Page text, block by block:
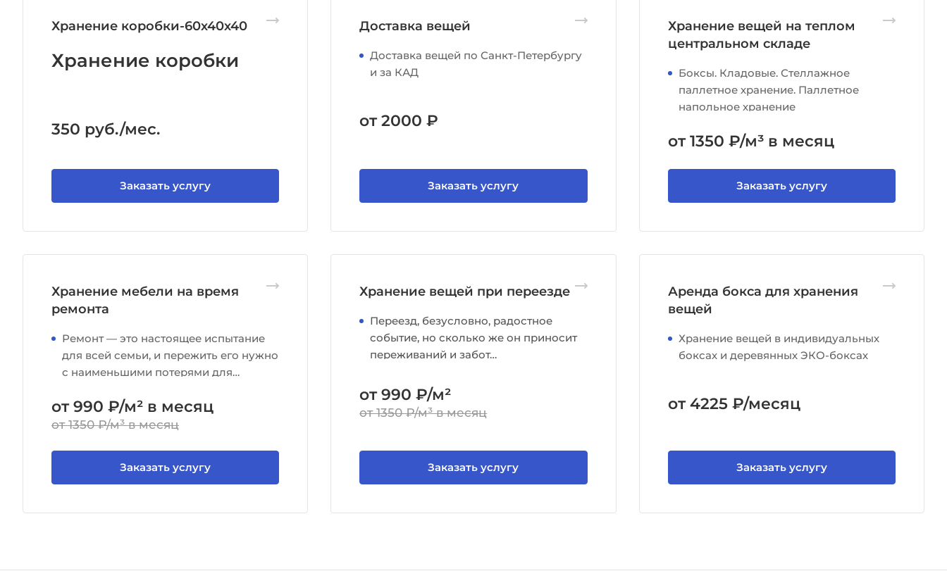
Хранение коробки-60х40х40
Хранение коробки
350 руб./мес.
Заказать услугу
Доставка вещей
Доставка вещей по Санкт-Петербургу
и за КАД
от 2000 ₽
Заказать услугу
Хранение вещей на теплом
центральном складе
Боксы. Кладовые. Стеллажное
паллетное хранение. Паллетное
напольное хранение
от 1350 ₽/м³ в месяц
Заказать услугу
Хранение мебели на время
ремонта
Ремонт — это настоящее испытание
для всей семьи, и пережить его нужно
с наименьшими потерями для
от 990 ₽/м² в месяц
от 1350 ₽/м³ в месяц
Заказать услугу
Хранение вещей при переезде
Переезд, безусловно, радостное
событие, но сколько же он приносит
переживаний и забот…
от 990 ₽/м²
от 1350 ₽/м³ в месяц
Заказать услугу
Аренда бокса для хранения
вещей
Хранение вещей в индивидуальных
боксах и деревянных ЭКО-боксах
от 4225 ₽/месяц
Заказать услугу